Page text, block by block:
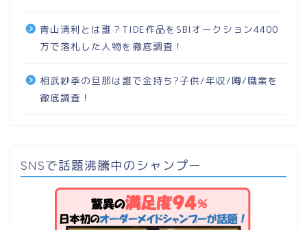
青山清利とは誰？TIDE作品をSBIオークション4400
万で落札した人物を徹底調査！
相武紗季の旦那は誰で金持ち?子供/年収/噂/職業を
徹底調査！
SNSで話題沸騰中のシャンプー